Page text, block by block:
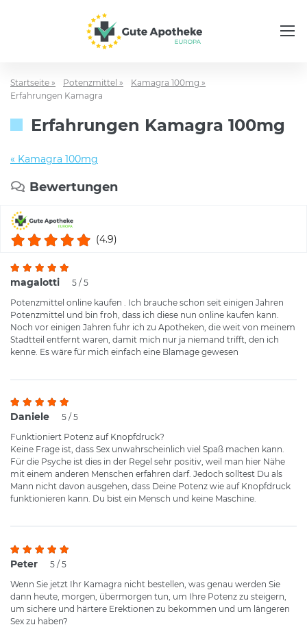
Startseite » Potenzmittel »
Kamagra 100mg »
Erfahrungen Kamagra
Erfahrungen Kamagra 100mg
« Kamagra 100mg
Bewertungen
(4.9)
magalotti
5 / 5
Potenzmittel online kaufen . Ich brauche schon seit einigen Jahren
Potenzmittel und bin froh, dass ich diese nun online kaufen kann.
Noch vor einigen Jahren fuhr ich zu Apotheken, die weit von meinem
Stadtteil entfernt waren, damit mich nur ja niemand trifft, den ich
kenne. Es wäre für mich einfach eine Blamage gewesen
Daniele
5 / 5
Funktioniert Potenz auf Knopfdruck?
Keine Frage ist, dass Sex unwahrscheinlich viel Spaß machen kann.
Für die Psyche ist dies in der Regel sehr positiv, weil man hier Nähe
mit einem anderen Menschen erfahren darf. Jedoch solltest Du als
Mann nicht davon ausgehen, dass Deine Potenz wie auf Knopfdruck
funktionieren kann. Du bist ein Mensch und keine Maschine.
Peter
5 / 5
Wenn Sie jetzt Ihr Kamagra nicht bestellen, was genau werden Sie
dann heute, morgen, übermorgen tun, um Ihre Potenz zu steigern,
um sichere und härtere Erektionen zu bekommen und um längeren
Sex zu haben?